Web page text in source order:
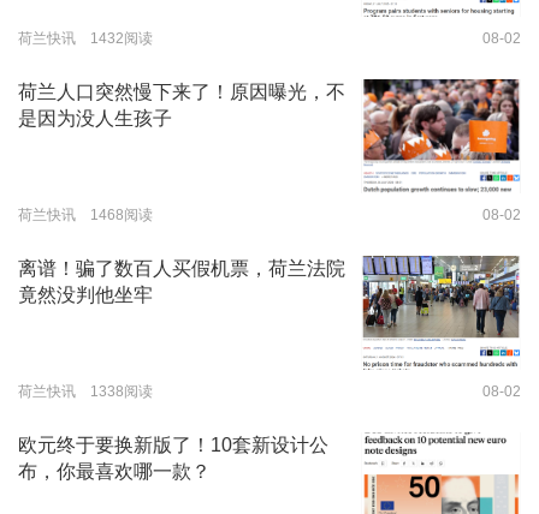
荷兰快讯 1432阅读 08-02
荷兰人口突然慢下来了！原因曝光，不
是因为没人生孩子
荷兰快讯 1468阅读 08-02
离谱！骗了数百人买假机票，荷兰法院
竟然没判他坐牢
荷兰快讯 1338阅读 08-02
欧元终于要换新版了！10套新设计公
布，你最喜欢哪一款？